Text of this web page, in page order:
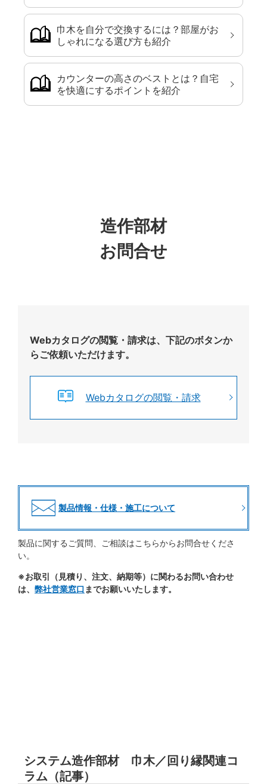
巾木を自分で交換するには？部屋がお
しゃれになる選び方も紹介
カウンターの高さのベストとは？自宅
を快適にするポイントを紹介
造作部材
お問合せ
Webカタログの閲覧・請求は、下記のボタンか
らご依頼いただけます。
Webカタログの閲覧・請求
製品情報・仕様・施工について
製品に関するご質問、ご相談はこちらからお問合せくださ
い。
※お取引（見積り、注文、納期等）に関わるお問い合わせ
は、 弊社営業窓口 までお願いいたします。
システム造作部材 巾木／回り縁関連コ
ラム（記事）